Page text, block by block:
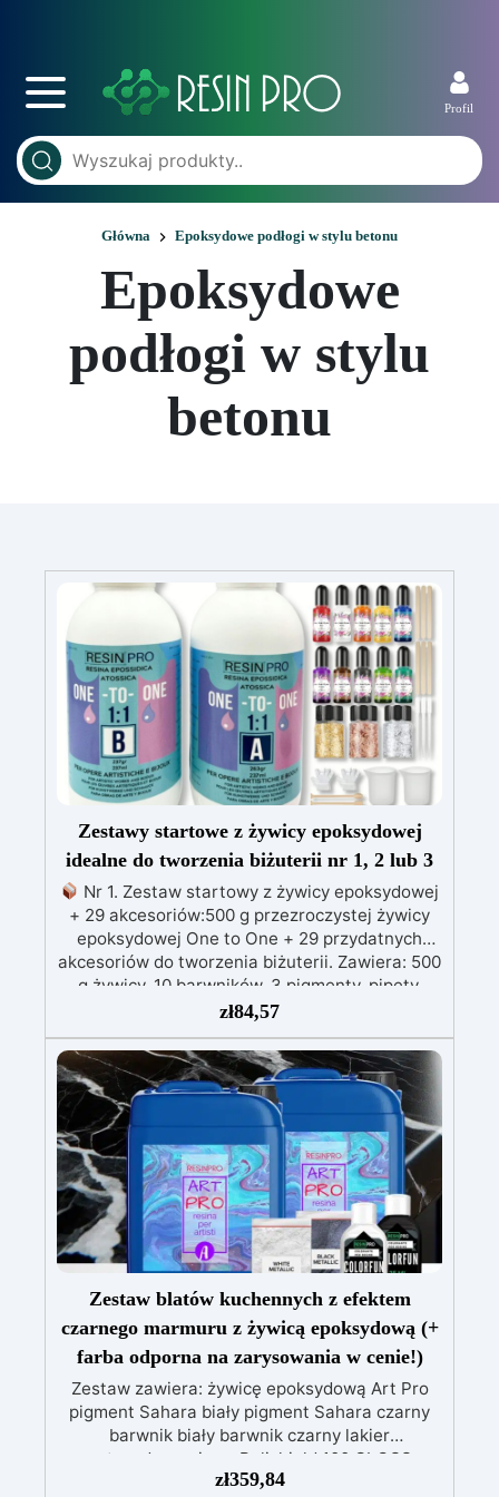
Profil
Główna Epoksydowe podłogi w stylu betonu
Epoksydowe
podłogi w stylu
betonu
Zestawy startowe z żywicy epoksydowej
idealne do tworzenia biżuterii nr 1, 2 lub 3
Nr 1. Zestaw startowy z żywicy epoksydowej
+ 29 akcesoriów:500 g przezroczystej żywicy
epoksydowej One to One + 29 przydatnych
akcesoriów do tworzenia biżuterii. Zawiera: 500
g żywicy, 10 barwników, 3 pigmenty, pipety,
Nr 2. Zestaw startowy z żywicy epoksydowej
+ 100 akcesoriów:500 g przezroczystej żywicy
epoksydowej One to One + 100 przydatnych
akcesoriów do tworzenia biżuterii. Zawiera: 500
g żywicy, 12 dodatków dekoracyjnych, suszone
kwiaty, silikonową formę z literami, breloczki,
końcówki do miniwiertarki, ponad 100
elementów.
zł84,57
Zestaw blatów kuchennych z efektem
czarnego marmuru z żywicą epoksydową (+
farba odporna na zarysowania w cenie!)
Zestaw zawiera: żywicę epoksydową Art Pro
pigment Sahara biały pigment Sahara czarny
barwnik biały barwnik czarny lakier
antyzadrapaniowy Polishield 100 GLOSS
Zrewolucjonizuj swoją kuchnię ponadczasową
zł359,84